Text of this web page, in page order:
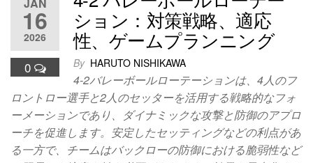
16
2026
0
ション：対策戦略、適応
性、ゲームプランニング
By HARUTO NISHIKAWA
4-2バレーボールローテーションは、4人のフ
ロントロー選手と2人のセッターを活用する戦略的なフォ
ーメーションであり、ダイナミックな攻撃と防御のアプロ
ーチを促進します。安定したセッティングなどの利点があ
る一方で、チームはバックローの防御における脆弱性など